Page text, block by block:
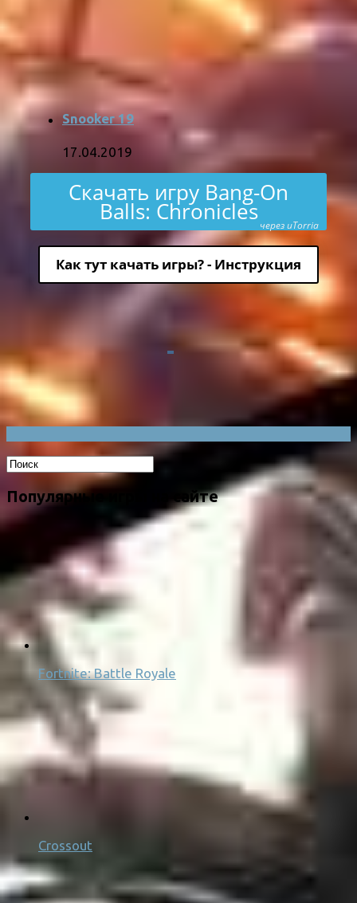
Snooker 19
17.04.2019
Скачать игру Bang-On
Balls: Chronicles через uTorria
Как тут качать игры? - Инструкция
Популярные игры на сайте
Fortnite: Battle Royale
Crossout